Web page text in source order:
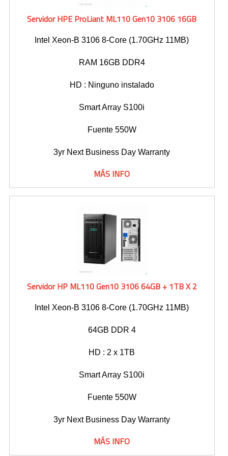
Impresora Láser Color
Impresora Láser Monocromatica
Impresora Multifunción Láser Color
Impresora Multifunción Láser Monocromatica
Impresoras Portátiles
INSUMOS DE IMPRESIÓN
Servidor HPE ProLiant ML110 Gen10 3106 16GB
Intel Xeon-B 3106 8-Core (1.70GHz 11MB)
RAM 16GB DDR4
HD : Ninguno instalado
Smart Array S100i
Fuente 550W
3yr Next Business Day Warranty
MÁS INFO
Servidor HP ML110 Gen10 3106 64GB + 1TB X 2
Intel Xeon-B 3106 8-Core (1.70GHz 11MB)
64GB DDR 4
HD : 2 x 1TB
Smart Array S100i
Fuente 550W
3yr Next Business Day Warranty
MÁS INFO